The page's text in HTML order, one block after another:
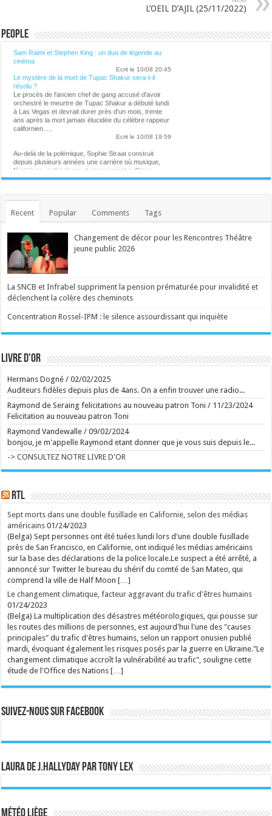
L’OEIL D’AJIL (25/11/2022)
People
Lalibre.be - CULTURE
Sam Raimi et Stephen King : un duo de légende au
cinéma
Ecrit le 10/08 20:45
Le mystère de la mort de Tupac Shakur sera-t-il
résolu ?
Le procès de l'ancien chef de gang accusé d'avoir
orchestré le meurtre de Tupac Shakur a débuté lundi
à Las Vegas et devrait durer près d'un mois, trente
ans après la mort jamais élucidée du célèbre rappeur
californien. ...
Ecrit le 10/08 19:59
Au-delà de la polémique, Sophie Straat construit
depuis plusieurs années une carrière où musique,
féminisme, antiracisme et engagement politique
Gaume Jazz Festival
Avec François Vaiana et un hommage vibrant au
regretté pianiste Esbjörn Svensson, le festival
qualité, devant un public conquis. ...
Ecrit le 10/08 14:20
Spa transformée en théâtre à ciel ouvert
Depuis ce vendredi 7 août, la cité thermale vibre au
rythme de la 67e édition du Royal Festival. Durant 17
investissent théâtres, rues et cours extérieurs. ...
Ecrit le 10/08 14:19
Au Gaume Jazz Festival, Erik Truffaz prend Miles
Vendredi et samedi, les deux premiers soirs du
spectacles grandioses, en plus d'une conférence
pianiste Keith Jarrett. ...
Ecrit le 09/08 13:29
coeur du peuple mapuche
Moira Millan dénonce l'usurpation et la privatisation de
la terre de ses ancêtres. "Le train de l'oubli", très
beau voyage dans une Patagonie moins connue. ...
Ecrit le 10/08 10:30
Vincent Bastien exerce un métier méconnu à
Versailles : "On reçoit entre 20 et 60 alertes par jour"
Collaborateur scientifique sur la recherche de
provenance des oeuvres, Vincent Bastien s'assure
qu'à Versailles, tout n'est que transparence. ...
Ecrit le 08/08 19:58
mode survie. On vous livre notre bilan du Ronquières
Ecrit le 09/08 20:41
Qui est Jason Sudeikis, l'acteur qui se cache derrière
la moustache de Ted Lasso ?
Pilier du "Saturday Night Live" pendant dix ans, il a
fait ses classes dans la meilleure école : celle de
l'improvisation. ...
Ecrit le 09/08 19:45
Recent Popular Comments Tags
Changement de décor pour les Rencontres Théâtre
jeune public 2026
La SNCB et Infrabel suppriment la pension prématurée pour invalidité et
déclenchent la colère des cheminots
Concentration Rossel-IPM : le silence assourdissant qui inquiète
Livre d'or
Hermans Dogné /02/02/2025
Auditeurs fidèles depuis plus de 4ans. On a enfin trouver une radio...
Raymond de Seraing felicitations au nouveau patron Toni / 11/23/2024
Felicitation au nouveau patron Toni
Raymond Vandewalle /09/02/2024
bonjou, je m'appelle Raymond etant donner que je vous suis depuis le...
-> CONSULTEZ NOTRE LIVRE D'OR
RTL
Sept morts dans une double fusillade en Californie, selon des médias
américains 01/24/2023
(Belga) Sept personnes ont été tuées lundi lors d'une double fusillade
près de San Francisco, en Californie, ont indiqué les médias américains
sur la base des déclarations de la police locale.Le suspect a été arrêté, a
annoncé sur Twitter le bureau du shérif du comté de San Mateo, qui
comprend la ville de Half Moon […]
Le changement climatique, facteur aggravant du trafic d'êtres humains
01/24/2023
(Belga) La multiplication des désastres météorologiques, qui pousse sur
les routes des millions de personnes, est aujourd'hui l'une des "causes
principales" du trafic d'êtres humains, selon un rapport onusien publié
mardi, évoquant également les risques posés par la guerre en Ukraine."Le
changement climatique accroît la vulnérabilité au trafic", souligne cette
étude de l'Office des Nations […]
Suivez-nous sur Facebook
Laura de J.Hallyday par Tony Lex